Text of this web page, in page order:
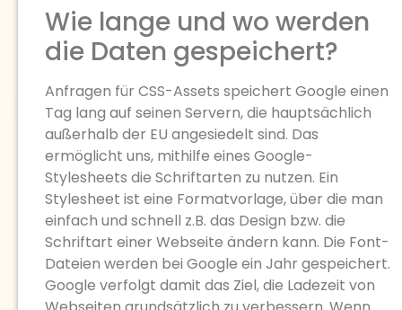
Wie lange und wo werden
die Daten gespeichert?
Anfragen für CSS-Assets speichert Google einen
Tag lang auf seinen Servern, die hauptsächlich
außerhalb der EU angesiedelt sind. Das
ermöglicht uns, mithilfe eines Google-
Stylesheets die Schriftarten zu nutzen. Ein
Stylesheet ist eine Formatvorlage, über die man
einfach und schnell z.B. das Design bzw. die
Schriftart einer Webseite ändern kann. Die Font-
Dateien werden bei Google ein Jahr gespeichert.
Google verfolgt damit das Ziel, die Ladezeit von